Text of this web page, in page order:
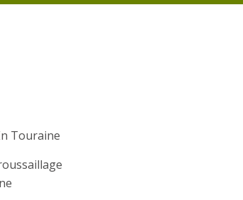
Touraine